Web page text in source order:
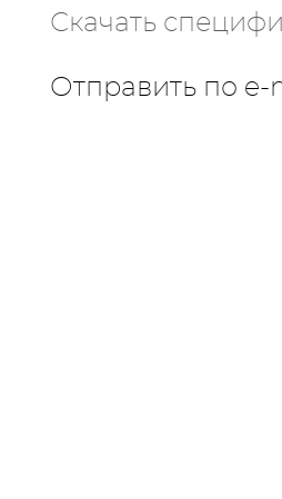
Скачать
Отправить по e-